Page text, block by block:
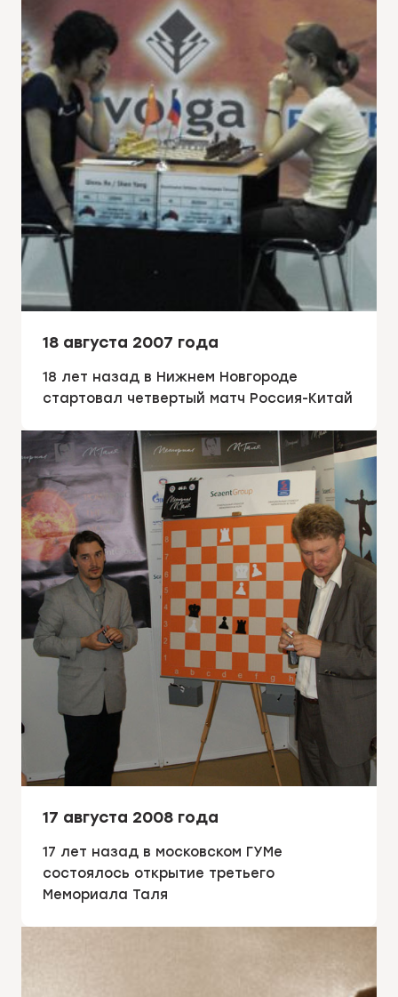
18 августа 2007 года
18 лет назад в Нижнем Новгороде
стартовал четвертый матч Россия-Китай
17 августа 2008 года
17 лет назад в московском ГУМе
состоялось открытие третьего
Мемориала Таля